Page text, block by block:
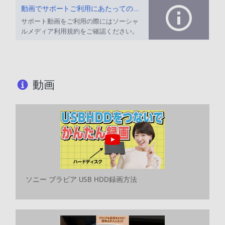
動画でサポートご利用にあたってのお願い
サポート動画をご利用の際にはソーシャ
ルメディア利用規約をご確認ください。
動画
ソニー ブラビア USB HDD録画方法